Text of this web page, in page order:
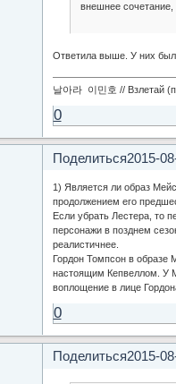
внешнее сочетание,
Ответила выше. У них
날아라 이민호 // Взлетай
0
Поделиться2015-
1) Является ли образ
продолжением его
Если убрать Лестера, то
персонажи в позднем
реалистичнее.
Гордон Томпсон в образе
настоящим Кепвеллом. У
воплощение в лице
0
Поделиться2015-